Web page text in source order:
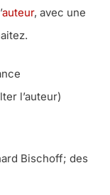
auteur, avec une
l’auteur)
Bischoff; des